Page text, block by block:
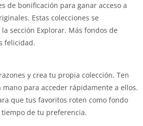
de bonificación para ganar acceso a
Estas colecciones se
sección Explorar. Más fondos de
felicidad.
y crea tu propia colección. Ten
para acceder rápidamente a ellos.
que tus favoritos roten como fondo
de tu preferencia.